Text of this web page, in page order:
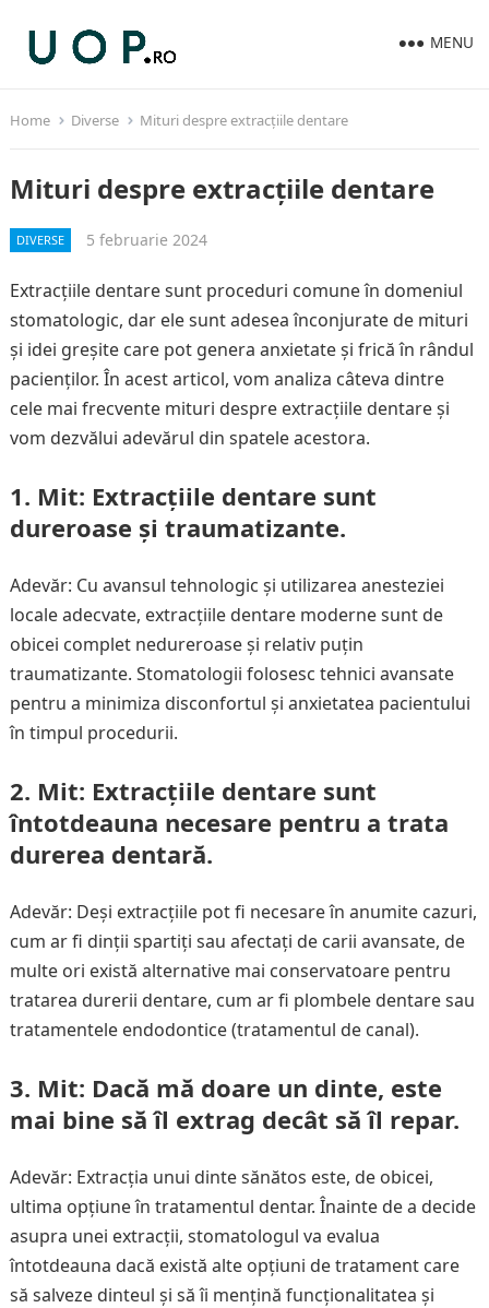
MENU
Home Diverse Mituri despre extracțiile dentare
Mituri despre extracțiile dentare
DIVERSE 5 februarie 2024
Extracțiile dentare sunt proceduri comune în domeniul
stomatologic, dar ele sunt adesea înconjurate de mituri
și idei greșite care pot genera anxietate și frică în rândul
pacienților. În acest articol, vom analiza câteva dintre
cele mai frecvente mituri despre extracțiile dentare și
vom dezvălui adevărul din spatele acestora.
1. Mit: Extracțiile dentare sunt
dureroase și traumatizante.
Adevăr: Cu avansul tehnologic și utilizarea anesteziei
locale adecvate, extracțiile dentare moderne sunt de
obicei complet nedureroase și relativ puțin
traumatizante. Stomatologii folosesc tehnici avansate
pentru a minimiza disconfortul și anxietatea pacientului
în timpul procedurii.
2. Mit: Extracțiile dentare sunt
întotdeauna necesare pentru a trata
durerea dentară.
Adevăr: Deși extracțiile pot fi necesare în anumite cazuri,
cum ar fi dinții spartiți sau afectați de carii avansate, de
multe ori există alternative mai conservatoare pentru
tratarea durerii dentare, cum ar fi plombele dentare sau
tratamentele endodontice (tratamentul de canal).
3. Mit: Dacă mă doare un dinte, este
mai bine să îl extrag decât să îl repar.
Adevăr: Extracția unui dinte sănătos este, de obicei,
ultima opțiune în tratamentul dentar. Înainte de a decide
asupra unei extracții, stomatologul va evalua
întotdeauna dacă există alte opțiuni de tratament care
să salveze dinteul și să îi mențină funcționalitatea și